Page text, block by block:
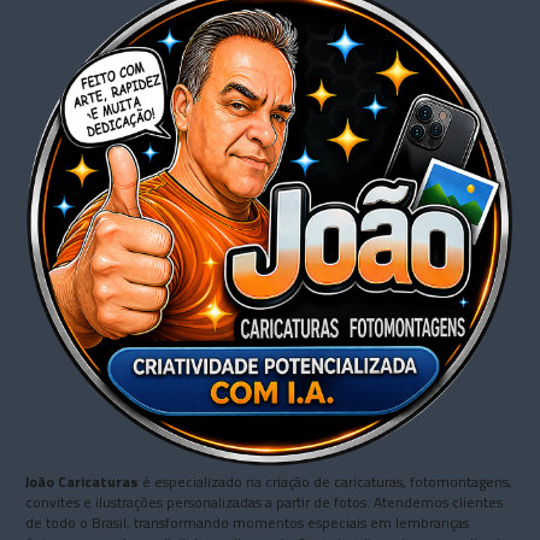
João Caricaturas é especializado na criação de caricaturas, fotomontagens,
convites e ilustrações personalizadas a partir de fotos. Atendemos clientes
de todo o Brasil, transformando momentos especiais em lembranças